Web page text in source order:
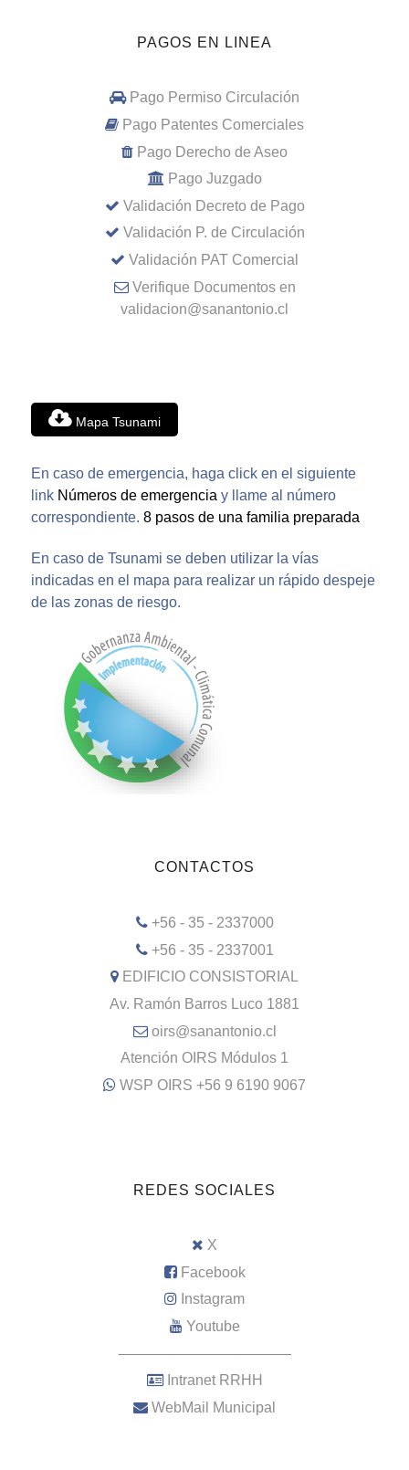
PAGOS EN LINEA
Pago Permiso Circulación
Pago Patentes Comerciales
Pago Derecho de Aseo
Pago Juzgado
Validación Decreto de Pago
Validación P. de Circulación
Validación PAT Comercial
Verifique Documentos en
validacion@sanantonio.cl
Mapa Tsunami
En caso de emergencia, haga click en el siguiente
link Números de emergencia y llame al número
correspondiente. 8 pasos de una familia preparada
En caso de Tsunami se deben utilizar la vías
indicadas en el mapa para realizar un rápido despeje
de las zonas de riesgo.
CONTACTOS
+56 - 35 - 2337000
+56 - 35 - 2337001
EDIFICIO CONSISTORIAL
Av. Ramón Barros Luco 1881
oirs@sanantonio.cl
Atención OIRS Módulos 1
WSP OIRS +56 9 6190 9067
REDES SOCIALES
X
Facebook
Instagram
Youtube
–––––––––––––––––––––
Intranet RRHH
WebMail Municipal